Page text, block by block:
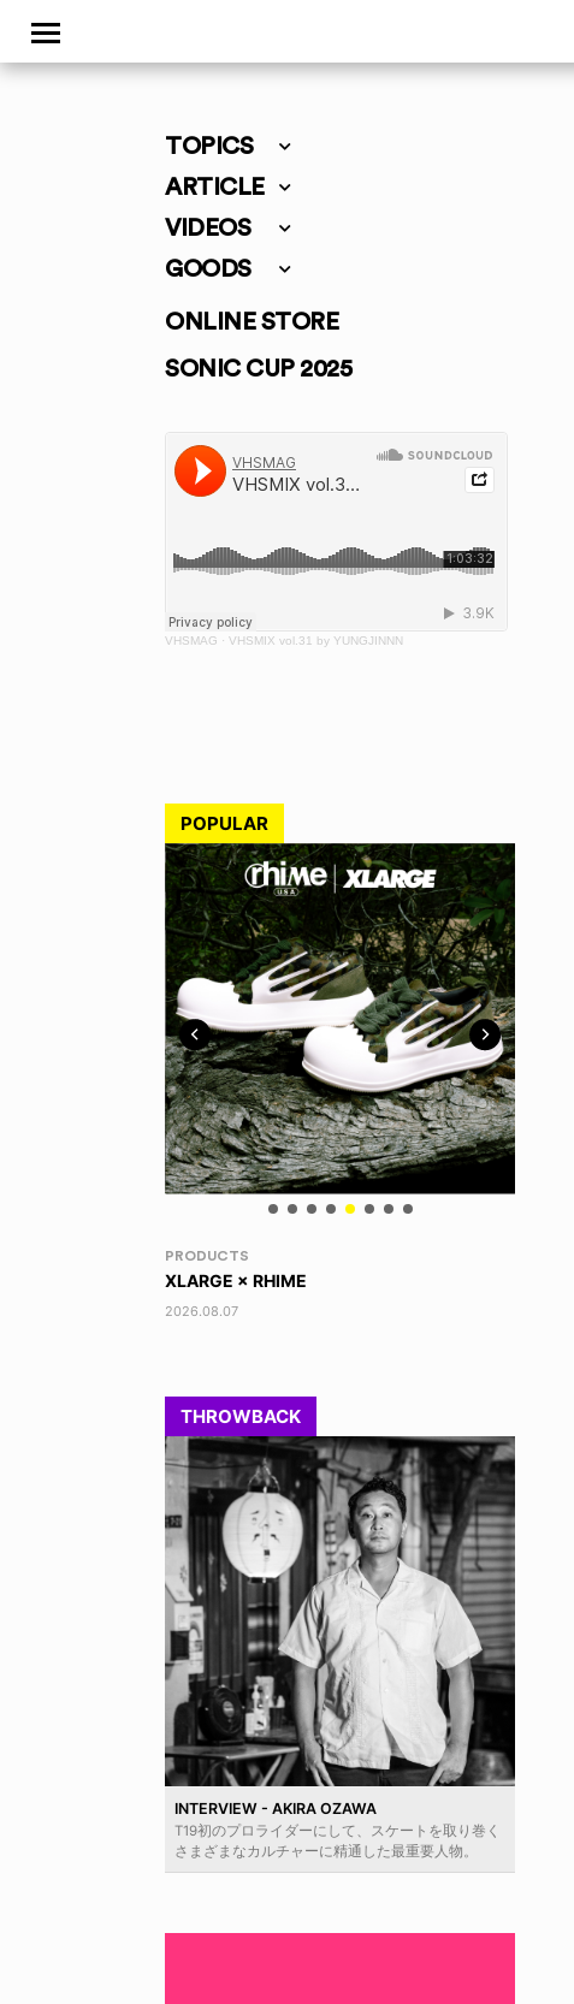
TOPICS
ARTICLE
VIDEOS
GOODS
ONLINE STORE
SONIC CUP 2025
VHSMAG · VHSMIX vol.31 by YUNGJINNN
POPULAR
RANDOM
DINOSAUR JR.
2026.08.06
THROWBACK
INTERVIEW - AKIRA OZAWA
T19初のプロライダーにして、スケートを取り巻く
さまざまなカルチャーに精通した最重要人物。